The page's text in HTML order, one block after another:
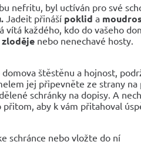
nefritu, byl uctíván pro své
Jadeit přináší poklid a
vítá každého, kdo do vašeho
nebo nenechavé hosty.
štěstěnu a hojnost,
jej připevněte ze strany na
schránky na dopisy. A
aby k vám přitahoval
schránce nebo vložte do ní